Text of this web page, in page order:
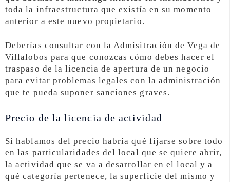
toda la infraestructura que existía en su momento
anterior a este nuevo propietario.
Deberías consultar con la Admisitración de Vega de
Villalobos para que conozcas cómo debes hacer el
traspaso de la licencia de apertura de un negocio
para evitar problemas legales con la administración
que te pueda suponer sanciones graves.
Precio de la licencia de actividad
Si hablamos del precio habría qué fijarse sobre todo
en las particularidades del local que se quiere abrir,
la actividad que se va a desarrollar en el local y a
qué categoría pertenece, la superficie del mismo y